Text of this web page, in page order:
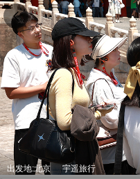
出发地:北京 宇遥旅行
